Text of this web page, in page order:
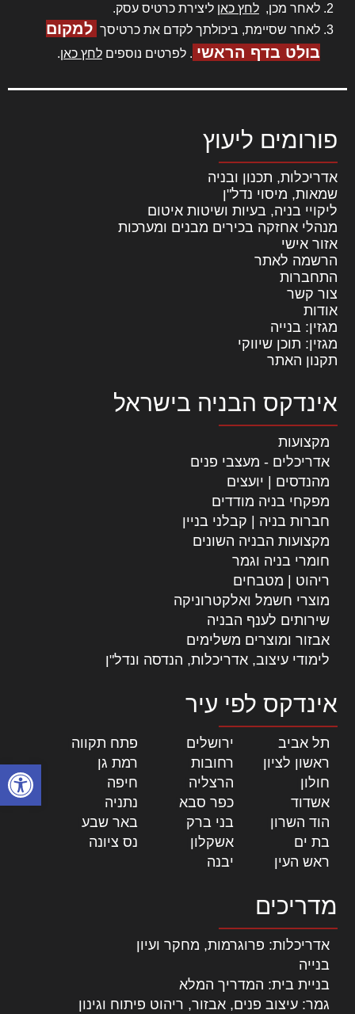
פתח
לאחר מכן, לחץ כאן ליצירת כרטיס עסק.
לאחר שסיימת, ביכולתך לקדם את כרטיסך למקום
בולט בדף הראשי . לפרטים נוספים לחץ כאן.
פורומים ליעוץ
אדריכלות, תכנון ובניה
שמאות, מיסוי נדל"ן
ליקויי בניה, בעיות ושיטות איטום
מנהלי אחזקה בכירים מבנים ומערכות
אזור אישי
הרשמה לאתר
התחברות
צור קשר
אודות
מגזין: בנייה
מגזין: תוכן שיווקי
תקנון האתר
אינדקס הבניה בישראל
מקצועות
אדריכלים - מעצבי פנים
מהנדסים | יועצים
מפקחי בניה מודדים
חברות בניה | קבלני בניין
מקצועות הבניה השונים
חומרי בניה וגמר
ריהוט | מטבחים
מוצרי חשמל ואלקטרוניקה
שירותים לענף הבניה
אבזור ומוצרים משלימים
לימודי עיצוב, אדריכלות, הנדסה ונדל"ן
אינדקס לפי עיר
תל אביב ירושלים פתח תקווה
ראשון לציון
רחובות רמת גן
חולון
הרצליה חיפה
אשדוד
כפר סבא נתניה
הוד השרון
בני ברק באר שבע
בת ים
אשקלון נס ציונה
ראש העין
יבנה
מדריכים
אדריכלות: פרוגרמות, מחקר ועיון
בנייה
בניית בית: המדריך המלא
גמר: עיצוב פנים, אבזור, ריהוט פיתוח וגינון